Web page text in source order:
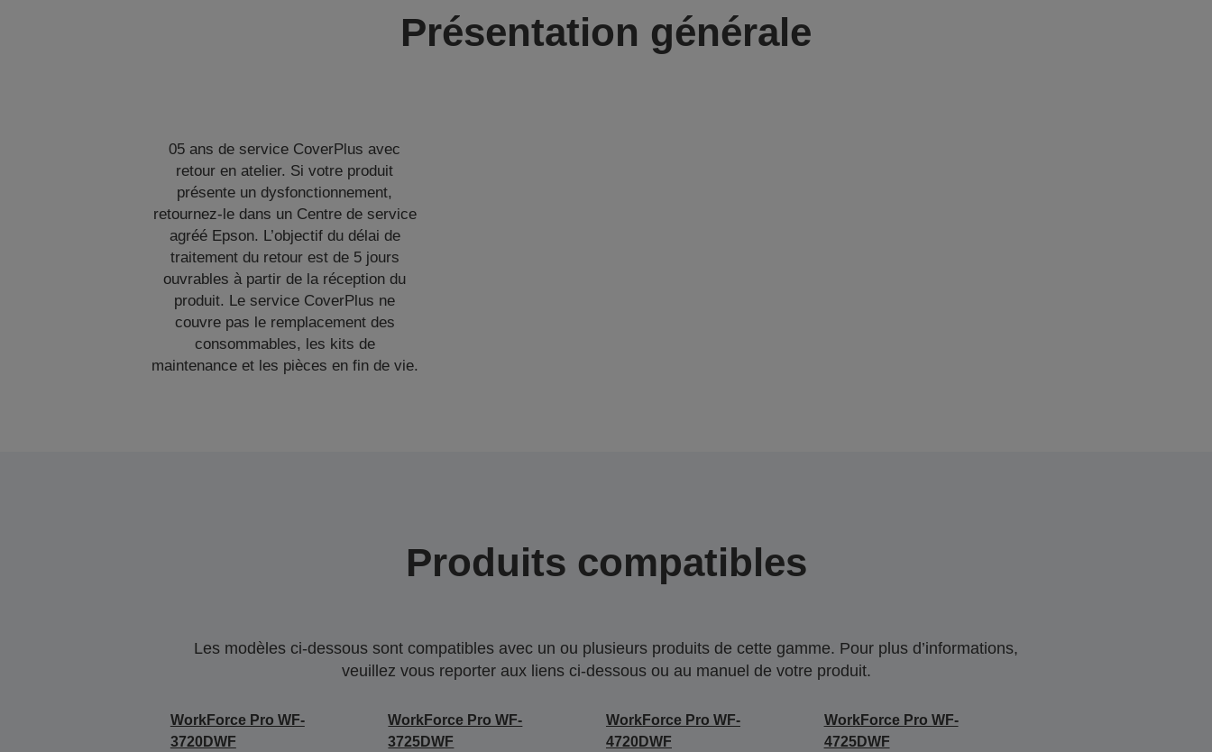
Présentation générale
05 ans de service CoverPlus avec
retour en atelier. Si votre produit
présente un dysfonctionnement,
retournez-le dans un Centre de service
agréé Epson. L’objectif du délai de
traitement du retour est de 5 jours
ouvrables à partir de la réception du
produit. Le service CoverPlus ne
couvre pas le remplacement des
consommables, les kits de
maintenance et les pièces en fin de vie.
Produits compatibles
Les modèles ci-dessous sont compatibles avec un ou plusieurs produits de cette gamme. Pour plus d’informations,
veuillez vous reporter aux liens ci-dessous ou au manuel de votre produit.
WorkForce Pro WF-
3720DWF
WorkForce Pro WF-
3725DWF
WorkForce Pro WF-
4720DWF
WorkForce Pro WF-
4725DWF